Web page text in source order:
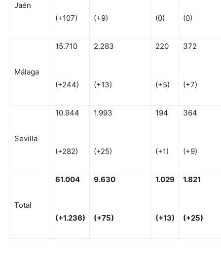
Jaén
(+107) (+9) (0) (0)
Málaga
15.710
(+244)
2.283
(+13)
220
(+5)
372
(+7)
Sevilla
10.944
(+282)
1.993
(+25)
194
(+1)
364
(+9)
Total
61.004
(+1.236)
9.630
(+75)
1.029
(+13)
1.821
(+25)